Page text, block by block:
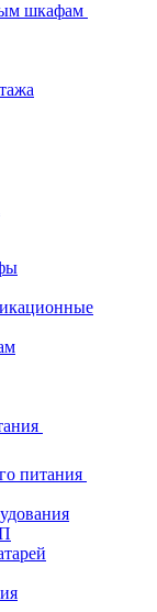
шкафам
питания